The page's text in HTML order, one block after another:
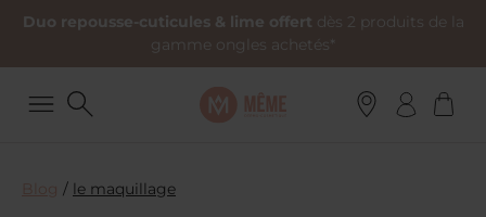
Duo repousse-cuticules & lime offert dès 2 produits de la
gamme ongles achetés*
Blog / le maquillage